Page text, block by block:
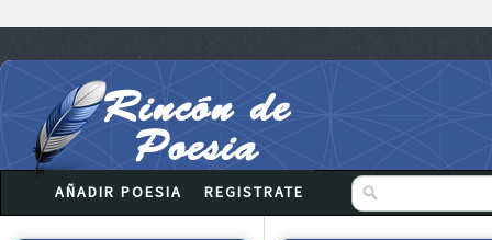
AÑADIR POESIA REGISTRATE